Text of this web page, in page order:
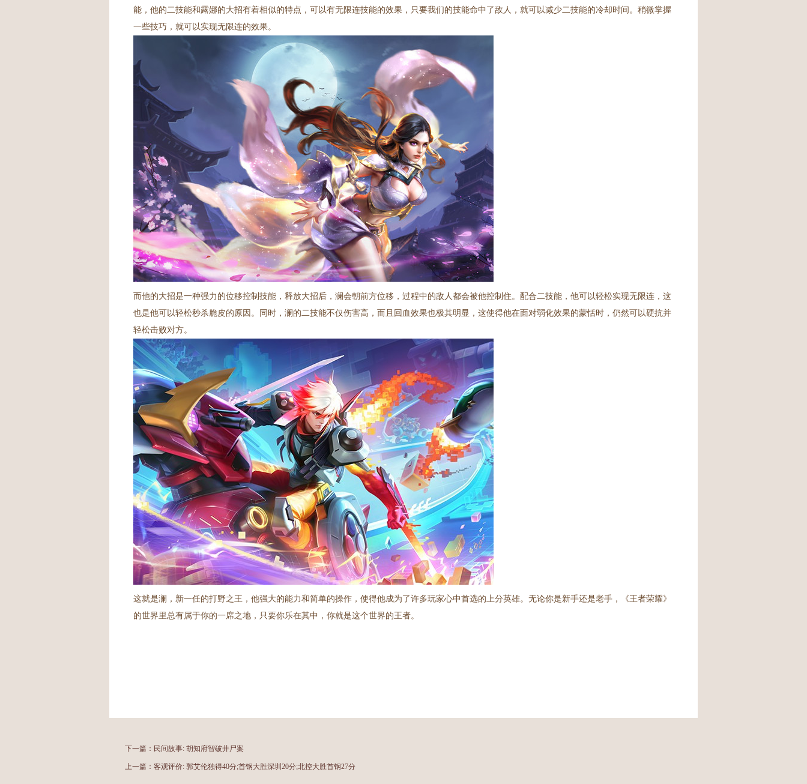
能，他的二技能和露娜的大招有着相似的特点，可以有无限连技能的效果，只要我们的技能命中了敌人，就可以减少二技能的冷却时间。稍微掌握
一些技巧，就可以实现无限连的效果。
而他的大招是一种强力的位移控制技能，释放大招后，澜会朝前方位移，过程中的敌人都会被他控制住。配合二技能，他可以轻松实现无限连，这
也是他可以轻松秒杀脆皮的原因。同时，澜的二技能不仅伤害高，而且回血效果也极其明显，这使得他在面对弱化效果的蒙恬时，仍然可以硬抗并
轻松击败对方。
这就是澜，新一任的打野之王，他强大的能力和简单的操作，使得他成为了许多玩家心中首选的上分英雄。无论你是新手还是老手，《王者荣耀》
的世界里总有属于你的一席之地，只要你乐在其中，你就是这个世界的王者。
下一篇： 民间故事: 胡知府智破井尸案
上一篇： 客观评价: 郭艾伦独得40分;首钢大胜深圳20分;北控大胜首钢27分